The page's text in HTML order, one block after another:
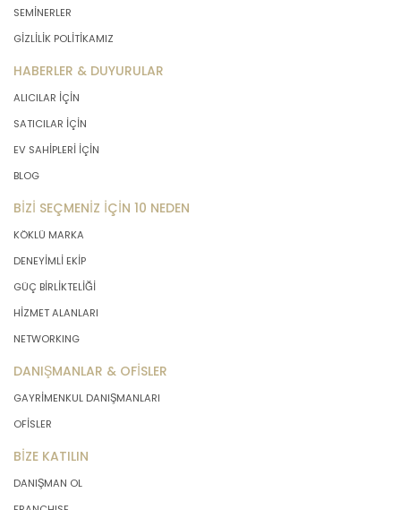
SEMİNERLER
GİZLİLİK POLİTİKAMIZ
HABERLER & DUYURULAR
ALICILAR İÇİN
SATICILAR İÇİN
EV SAHİPLERİ İÇİN
BLOG
BİZİ SEÇMENİZ İÇİN 10 NEDEN
KÖKLÜ MARKA
DENEYİMLİ EKİP
GÜÇ BİRLİKTELİĞİ
HİZMET ALANLARI
NETWORKING
DANIŞMANLAR & OFİSLER
GAYRİMENKUL DANIŞMANLARI
OFİSLER
BİZE KATILIN
DANIŞMAN OL